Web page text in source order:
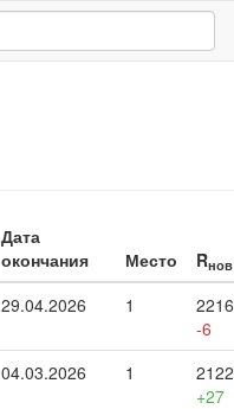
Дата
окончания
Место Rнов
29.04.2026 1
2216
-6
04.03.2026 1
2122
+27